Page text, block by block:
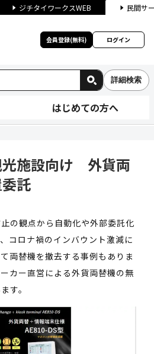
ジチタイワークスWEB 民間サ
会員登録(無料) ログイン
詳細検索
はじめての方へ
光施設向け 外貨両
託
の観点から自動化や外部委託化
コロナ禍のインバウント激減に
両替機を撤去する事例もありま
カー直営による外貨両替機の無
す。